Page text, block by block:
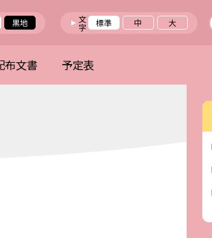
黒地 文字 標準 中 大
布文書 予定表